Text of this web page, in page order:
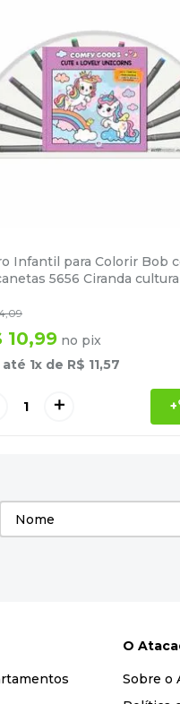
Infantil para Colorir Bob
5656 Ciranda
,09
10,99 no pix
até 1x de R$ 11,57
＋ +
O
Sobre o